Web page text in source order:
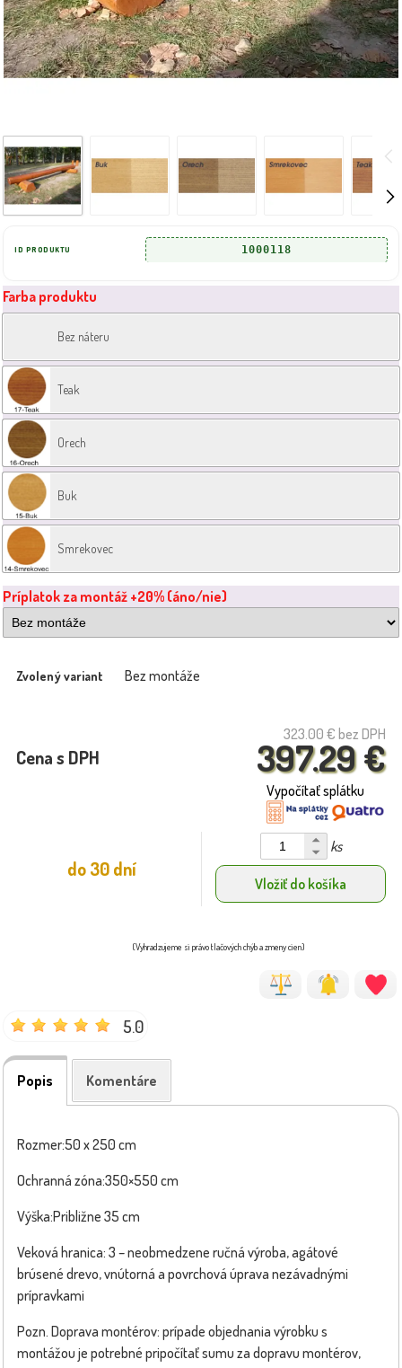
ID PRODUKTU 1000118
Farba produktu
Bez náteru
Teak
Orech
Buk
Smrekovec
Príplatok za montáž +20% (áno/nie)
Zvolený variant Bez montáže
323.00 € bez DPH
397.29 €
Cena s DPH
Vypočítať splátku
do 30 dní
ks
Vložiť do košíka
(Vyhradzujeme si právo tlačových chýb a zmeny cien)
5.0
Popis Komentáre
Rozmer:50 x 250 cm
Ochranná zóna:350×550 cm
Výška:Približne 35 cm
Veková hranica: 3 – neobmedzene ručná výroba, agátové
brúsené drevo, vnútorná a povrchová úprava nezávadnými
prípravkami
Pozn. Doprava montérov: prípade objednania výrobku s
montážou je potrebné pripočítať sumu za dopravu montérov,